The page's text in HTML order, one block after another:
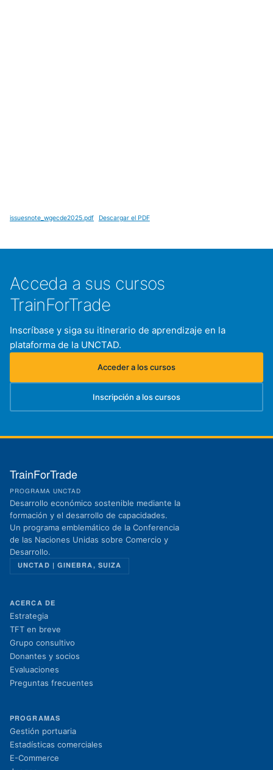
issuesnote_wgecde2025.pdf Descargar el PDF
Acceda a sus cursos
TrainForTrade
Inscríbase y siga su itinerario de aprendizaje en la
plataforma de la UNCTAD.
Acceder a los cursos
(se abre en una nueva pestaña)
Inscripción a los cursos
(se abre en una nueva pestaña)
TrainForTrade
PROGRAMA UNCTAD
Desarrollo económico sostenible mediante la
formación y el desarrollo de capacidades.
Un programa emblemático de la Conferencia
de las Naciones Unidas sobre Comercio y
Desarrollo.
UNCTAD | GINEBRA, SUIZA
ACERCA DE
Estrategia
TFT en breve
Grupo consultivo
Donantes y socios
Evaluaciones
Preguntas frecuentes
PROGRAMAS
Gestión portuaria
Estadísticas comerciales
E-Commerce